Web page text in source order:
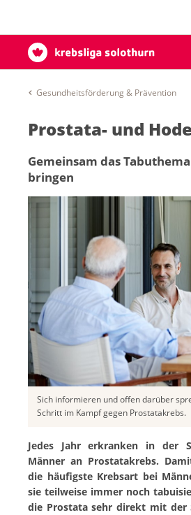
Gesundheitsförderung & Prävention
Prostata- und
Gemeinsam das
bringen
Sich informieren und offen darüber
Schritt im Kampf gegen Prostatakrebs.
Jedes Jahr erkranken in der
Männer an Prostatakrebs.
die häufigste Krebsart bei
sie teilweise immer noch
die Prostata sehr direkt mit der